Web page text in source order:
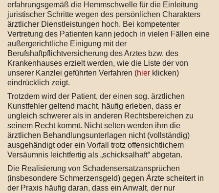
erfahrungsgemäß die Hemmschwelle für die Einleitung
juristischer Schritte wegen des persönlichen Charakters
ärztlicher Dienstleistungen hoch. Bei kompetenter
Vertretung des Patienten kann jedoch in vielen Fällen eine
außergerichtliche Einigung mit der
Berufshaftpflichtversicherung des Arztes bzw. des
Krankenhauses erzielt werden, wie die Liste der von
unserer Kanzlei geführten Verfahren (hier klicken)
eindrücklich zeigt.
Trotzdem wird der Patient, der einen sog. ärztlichen
Kunstfehler geltend macht, häufig erleben, dass er
ungleich schwerer als in anderen Rechtsbereichen zu
seinem Recht kommt. Nicht selten werden ihm die
ärztlichen Behandlungsunterlagen nicht (vollständig)
ausgehändigt oder ein Vorfall trotz offensichtlichem
Versäumnis leichtfertig als „schicksalhaft“ abgetan.
Die Realisierung von Schadensersatzansprüchen
(insbesondere Schmerzensgeld) gegen Ärzte scheitert in
der Praxis häufig daran, dass ein Anwalt, der nur